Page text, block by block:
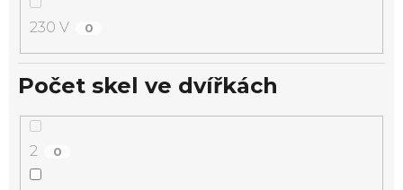
230 V 0
Počet skel ve dvířkách
2 0